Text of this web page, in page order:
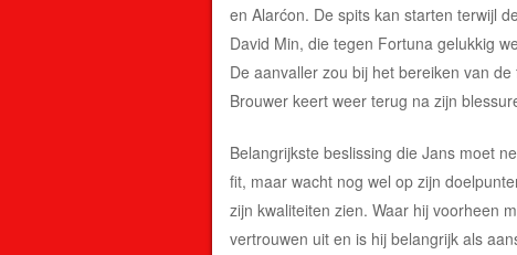
en Alarćon. De spits kan starten terwijl
David Min, die tegen Fortuna gelukkig
De aanvaller zou bij het bereiken van
Brouwer keert weer terug na zijn
Belangrijkste beslissing die Jans moet
fit, maar wacht nog wel op zijn
zijn kwaliteiten zien. Waar hij voorheen
vertrouwen uit en is hij belangrijk als